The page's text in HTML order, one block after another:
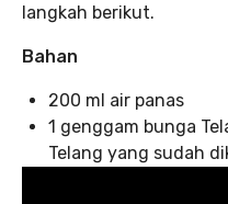
langkah berikut.
Bahan
200 ml air panas
1 genggam bunga
Telang yang sudah